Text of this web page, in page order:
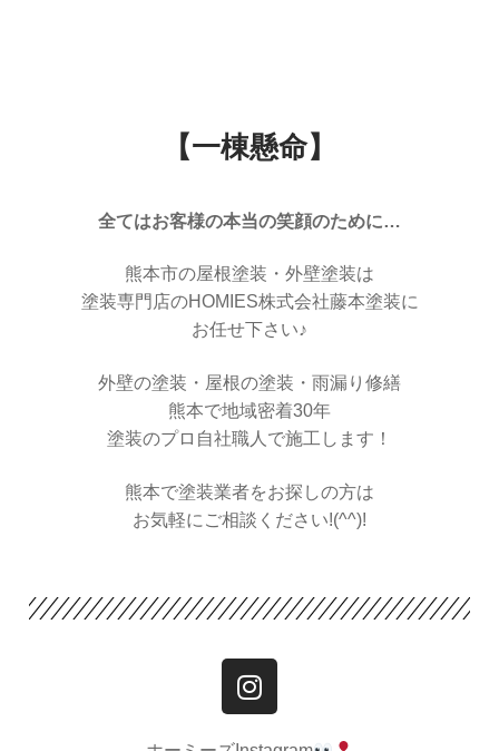
【一棟懸命】
全てはお客様の本当の笑顔のために…
熊本市の屋根塗装・外壁塗装は
塗装専門店のHOMIES株式会社藤本塗装に
お任せ下さい♪
外壁の塗装・屋根の塗装・雨漏り修繕
熊本で地域密着30年
塗装のプロ自社職人で施工します！
熊本で塗装業者をお探しの方は
お気軽にご相談ください!(^^)!